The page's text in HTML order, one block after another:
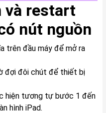
và restart
nút nguồn
trên đầu máy để mở ra
đợi đôi chút để thiết bị
hiện tương tự bước 1 đến
hình iPad.